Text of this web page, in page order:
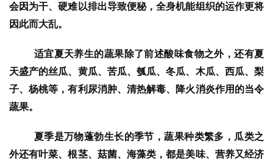
会因为干、硬难以排出导致便秘，全身机能组织的运作更将
因此而大乱。
适宜夏天养生的蔬果除了前述酸味食物之外，还有夏
天盛产的丝瓜、黄瓜、苦瓜、瓠瓜、冬瓜、木瓜、西瓜、梨
子、杨桃等，有利尿消肿、清热解毒、降火消炎作用的当令
蔬果。
夏季是万物蓬勃生长的季节，蔬果种类繁多，瓜类之
外还有叶菜、根茎、菇菌、海藻类，都是美味、营养又经济